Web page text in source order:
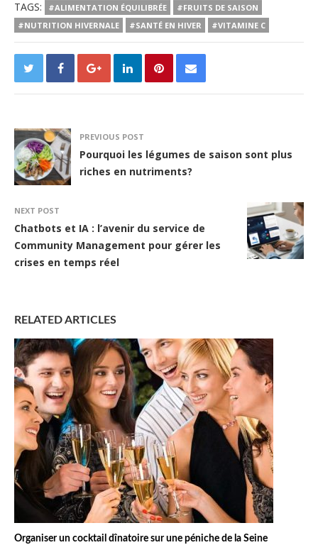
TAGS: #ALIMENTATION ÉQUILIBRÉE
#FRUITS DE SAISON
#NUTRITION HIVERNALE
#SANTÉ EN HIVER #VITAMINE C
PREVIOUS POST
Pourquoi les légumes de saison sont plus
riches en nutriments?
NEXT POST
Chatbots et IA : l’avenir du service de
Community Management pour gérer les
crises en temps réel
RELATED ARTICLES
Organiser un cocktail dînatoire sur une péniche de la Seine